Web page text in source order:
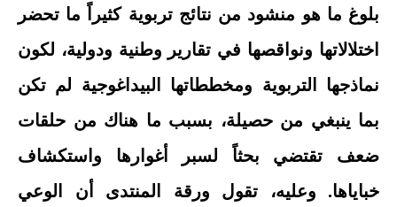
بلوغ ما هو منشود من نتائج تربوية كثيراً ما تحضر
اختلالاتها ونواقصها في تقارير وطنية ودولية، لكون
نماذجها التربوية ومخططاتها البيداغوجية لم تكن
بما ينبغي من حصيلة، بسبب ما هناك من حلقات
ضعف تقتضي بحثاً لسبر أغوارها واستكشاف
خباياها. وعليه، تقول ورقة المنتدى أن الوعي